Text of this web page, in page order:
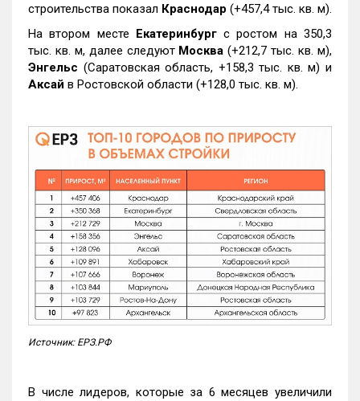
строительства показал Краснодар (+457,4 тыс. кв. м).
На втором месте Екатеринбургс ростом на 350,3
тыс. кв. м, далее следуют Москва (+212,7 тыс. кв. м),
Энгельс (Саратовская область, +158,3 тыс. кв. м) и
Аксай в Ростовской области (+128,0 тыс. кв. м).
Источник: ЕРЗ.РФ
В числе лидеров, которые за 6 месяцев увеличили